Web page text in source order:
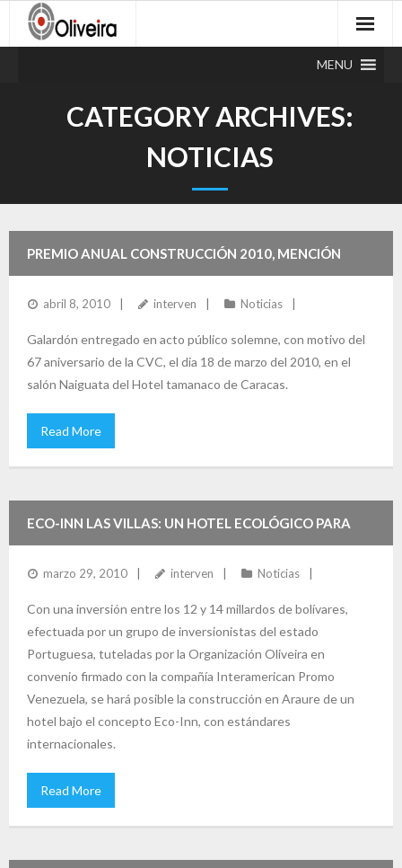
MENU
CATEGORY ARCHIVES:
NOTICIAS
PREMIO ANUAL CONSTRUCCIÓN 2010, MENCIÓN
HONORÍFICA.
abril 8, 2010 interven Noticias
Galardón entregado en acto público solemne, con motivo del
67 aniversario de la CVC, el dia 18 de marzo del 2010, en el
salón Naiguata del Hotel tamanaco de Caracas.
Read More
ECO-INN LAS VILLAS: UN HOTEL ECOLÓGICO PARA
PORTUGUESA
marzo 29, 2010 interven Noticias
Con una inversión entre los 12 y 14 millardos de bolívares,
efectuada por un grupo de inversionistas del estado
Portuguesa, tuteladas por la Organización Oliveira en
convenio firmado con la compañía Interamerican Promo
Venezuela, se hará posible la construcción en Araure de un
hotel bajo el concepto Eco-Inn, con estándares
internacionales.
Read More